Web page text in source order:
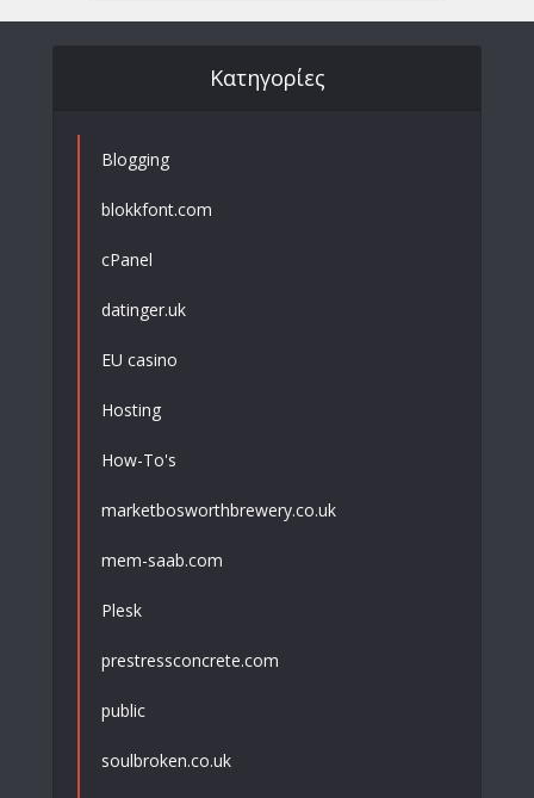
Kατηγορίες
Blogging
blokkfont.com
cPanel
datinger.uk
EU casino
Hosting
How-To's
marketbosworthbrewery.co.uk
mem-saab.com
Plesk
prestressconcrete.com
public
soulbroken.co.uk